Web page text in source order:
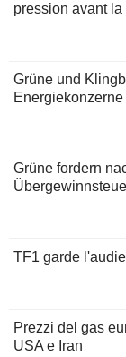
pression avant la
Grüne und
Energiekonzerne
Grüne fordern
TF1 garde
Prezzi del gas
USA e Iran